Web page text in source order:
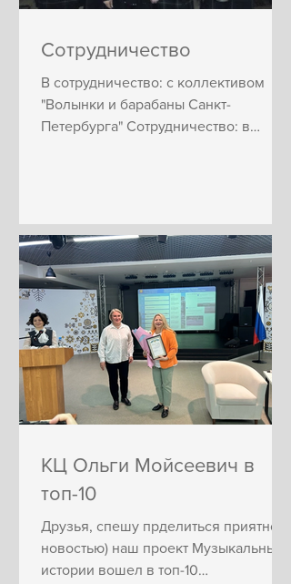
Сотрудничество
В сотрудничество: с коллективом
"Волынки и барабаны Санкт-
Петербурга" Сотрудничество: в
КЦ Ольги Мойсеевич в
топ-10
Друзья, спешу прделиться приятной
новостью) наш проект Музыкальные
истории вошел в топ-10